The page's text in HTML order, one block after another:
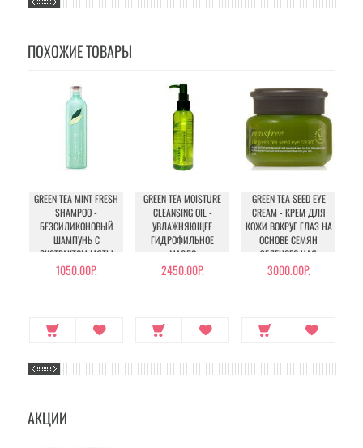
ПОХОЖИЕ ТОВАРЫ
GREEN TEA MINT FRESH
SHAMPOO -
БЕЗСИЛИКОНОВЫЙ
ШАМПУНЬ С
ЭКСТРАКТОМ МЯТЫ
ДЛЯ ГЛУБОКОЙ
1050.00Р.
GREEN TEA MOISTURE
CLEANSING OIL -
УВЛАЖНЯЮЩЕЕ
ГИДРОФИЛЬНОЕ
МАСЛО
2450.00Р.
GREEN TEA SEED EYE
CREAM - КРЕМ ДЛЯ
КОЖИ ВОКРУГ ГЛАЗ НА
ОСНОВЕ СЕМЯН
ЗЕЛЕНОГО ЧАЯ
3000.00Р.
АКЦИИ